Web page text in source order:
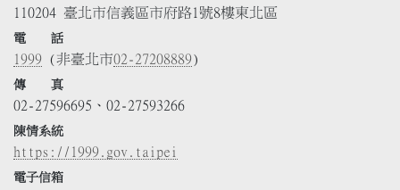
110204 臺北市信義區市府路1號8樓東北區
電 話
1999 (非臺北市02-27208889)
傳 真
02-27596695、02-27593266
陳情系統
https://1999.gov.taipei
電子信箱